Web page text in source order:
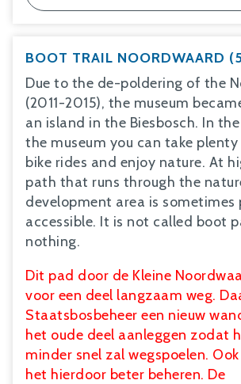
BOOT TRAIL NOORDWAARD
Due to the de-poldering of the
(2011-2015), the museum
an island in the Biesbosch. In
the museum you can take
bike rides and enjoy nature. At
path that runs through the
development area is sometimes
accessible. It is not called boot
nothing.
Dit pad door de Kleine
voor een deel langzaam weg.
Staatsbosbeheer een nieuw
het oude deel aanleggen zodat
minder snel zal wegspoelen.
het hierdoor beter beheren. De